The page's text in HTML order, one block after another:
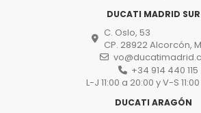
DUCATI MADRID SUR
C. Oslo, 53
CP. 28922 Alcorcón,
+34 914 440 115
L-J 11:00 a 20:00 y V-S
DUCATI ARAGÓN